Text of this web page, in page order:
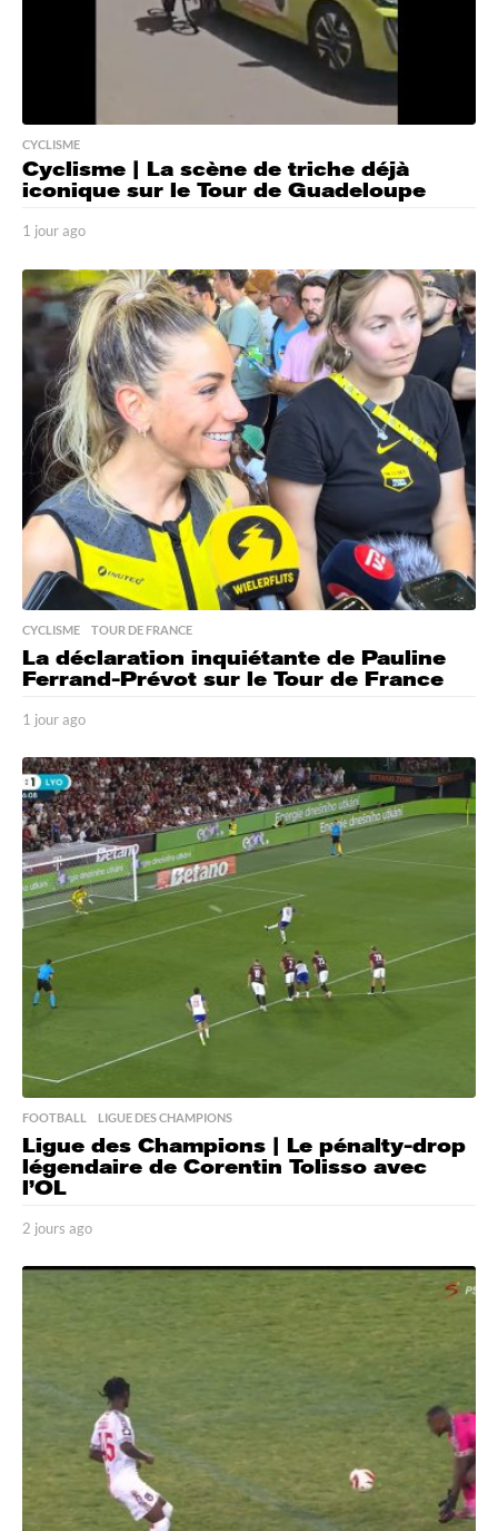
CYCLISME
Cyclisme | La scène de triche déjà
iconique sur le Tour de Guadeloupe
1 jour ago
o
u
r
a
g
o
CYCLISME ,TOUR DE FRANCE
La déclaration inquiétante de Pauline
Ferrand-Prévot sur le Tour de France
1 jour ago
o
u
r
a
g
o
FOOTBALL ,LIGUE DES CHAMPIONS
Ligue des Champions | Le pénalty-drop
légendaire de Corentin Tolisso avec
l’OL
2 jours ago
o
o